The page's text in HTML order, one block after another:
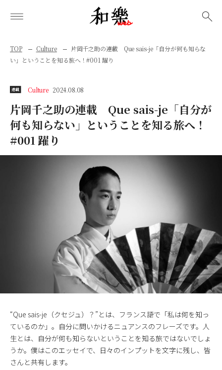
TOP Culture
片岡千之助の連載 Que sais-je「自分が何も知らな
い」ということを知る旅へ！#001 躍り
連載 Culture 2024.08.08
片岡千之助の連載 Que sais-je「自分が
何も知らない」ということを知る旅へ！
#001 躍り
“Que sais-je（クセジュ）？”とは、フランス語で「私は何を知っ
ているのか」。自分に問いかけるニュアンスのフレーズです。人
生とは、自分が何も知らないということを知る旅ではないでしょ
うか。僕はこのエッセイで、日々のインプットを文字に残し、皆
さんと共有します。